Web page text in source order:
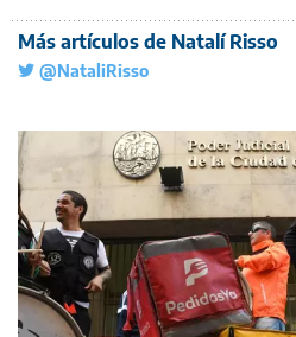
Más artículos de Natalí Risso
@NataliRisso